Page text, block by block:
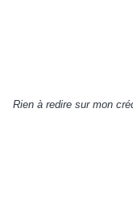
Rien à redire sur mon